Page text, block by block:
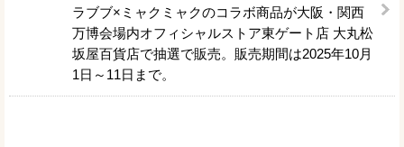
ラブブ×ミャクミャクのコラボ商品が大阪・関西
万博会場内オフィシャルストア東ゲート店 大丸松
坂屋百貨店で抽選で販売。販売期間は2025年10月
1日～11日まで。